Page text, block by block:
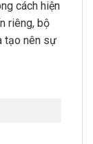
cách hiện
riêng, bộ
tạo nên sự